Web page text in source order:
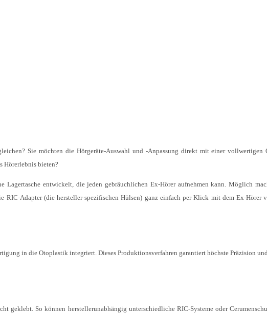
Sie möchten die Hörgeräte-Auswahl und -Anpassung direkt mit einer vollwertigen
Hörerlebnis bieten?
Lagertasche entwickelt, die jeden gebräuchlichen Ex-Hörer aufnehmen kann. Möglich
RIC-Adapter (die hersteller-spezifischen Hülsen) ganz einfach per Klick mit dem Ex-Hörer
in die Otoplastik integriert. Dieses Produktionsverfahren garantiert höchste Präzision und
geklebt. So können herstellerunabhängig unterschiedliche RIC-Systeme oder